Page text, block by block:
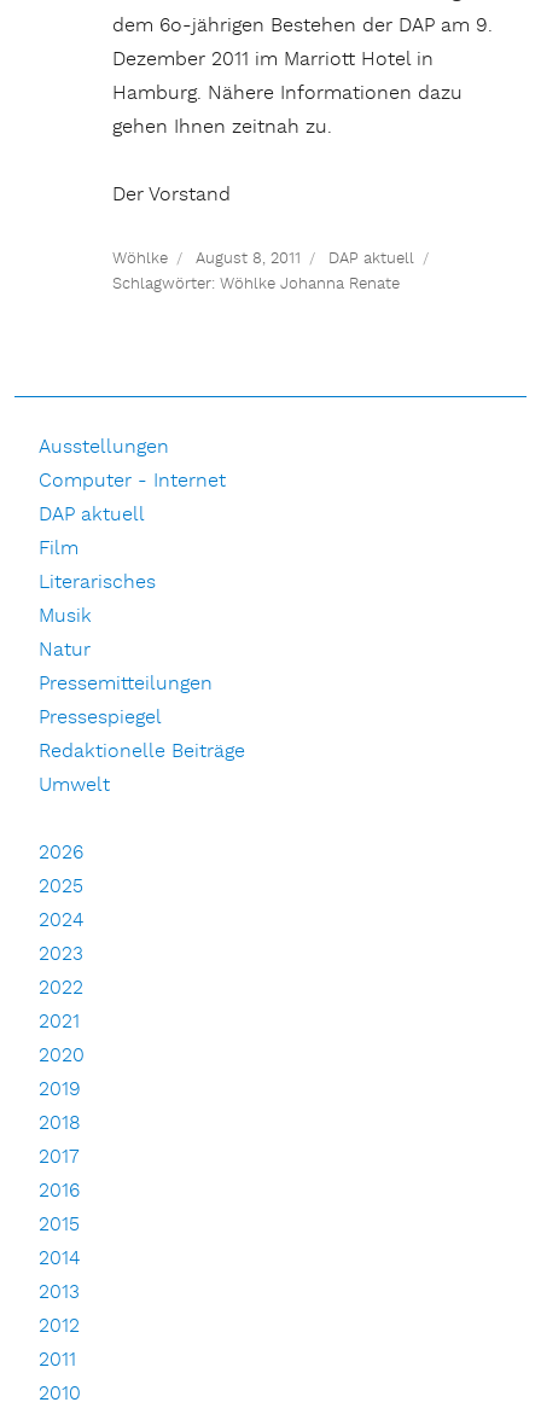
dem 6o-jährigen Bestehen der DAP am 9.
Dezember 2011 im Marriott Hotel in
Hamburg. Nähere Informationen dazu
gehen Ihnen zeitnah zu.
Der Vorstand
Wöhlke August 8, 2011
DAP aktuell
Schlagwörter:Wöhlke Johanna Renate
Ausstellungen
Computer - Internet
DAP aktuell
Film
Literarisches
Musik
Natur
Pressemitteilungen
Pressespiegel
Redaktionelle Beiträge
Umwelt
2026
2025
2024
2023
2022
2021
2020
2019
2018
2017
2016
2015
2014
2013
2012
2011
2010